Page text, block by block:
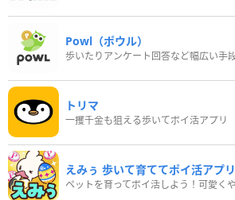
Powl（ポウル）
トリマ
一攫千金も狙える歩いてポイ活アプリ
えみぅ 歩いて育ててポイ活アプリ